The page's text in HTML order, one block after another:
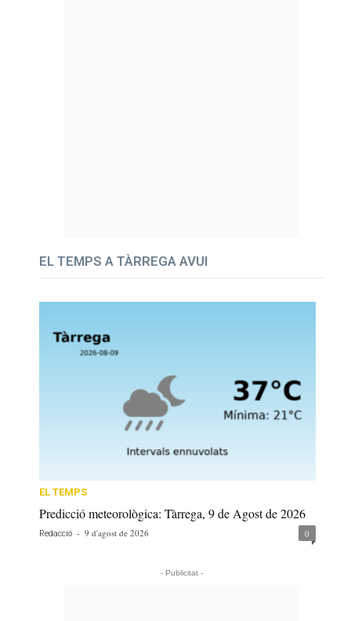
EL TEMPS A TÀRREGA AVUI
EL TEMPS
Predicció meteorològica: Tàrrega, 9 de Agost de 2026
Redacció - 9 d'agost de 2026 0
- Publicitat -